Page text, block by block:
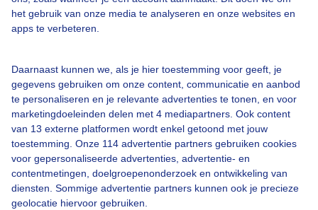
het gebruik van onze media te analyseren en onze websites en
apps te verbeteren.
Daarnaast kunnen we, als je hier toestemming voor geeft, je
gegevens gebruiken om onze content, communicatie en aanbod
te personaliseren en je relevante advertenties te tonen, en voor
marketingdoeleinden delen met 4 mediapartners. Ook content
van 13 externe platformen wordt enkel getoond met jouw
toestemming. Onze 114 advertentie partners gebruiken cookies
voor gepersonaliseerde advertenties, advertentie- en
contentmetingen, doelgroepenonderzoek en ontwikkeling van
diensten. Sommige advertentie partners kunnen ook je precieze
geolocatie hiervoor gebruiken.
Een moment geduld aub...
Over Buienradar
Bedrijfsgegevens
Veelgestelde vragen